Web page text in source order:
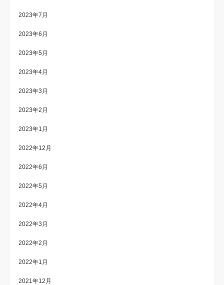
2023年7月
2023年6月
2023年5月
2023年4月
2023年3月
2023年2月
2023年1月
2022年12月
2022年6月
2022年5月
2022年4月
2022年3月
2022年2月
2022年1月
2021年12月